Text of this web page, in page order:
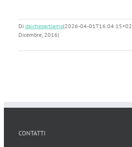
Di daichepartiamo|2026-04-
Dicembre, 2016|
CONTATTI